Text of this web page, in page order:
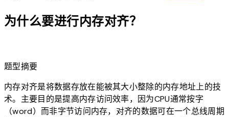
为什么要进行内存对齐？
题型摘要
内存对齐是将数据存放在能被其大小整除的内存地址上的技
术。主要目的是提高内存访问效率，因为CPU通常按字
（word）而非字节访问内存，对齐的数据可在一个总线周期